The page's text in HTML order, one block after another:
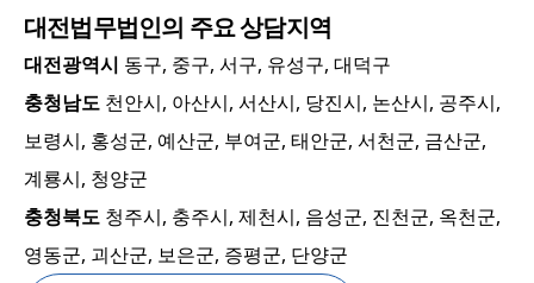
대전법무법인의 주요 상담지역
대전광역시 동구, 중구, 서구, 유성구, 대덕구
충청남도 천안시, 아산시, 서산시, 당진시, 논산시, 공주시,
보령시, 홍성군, 예산군, 부여군, 태안군, 서천군, 금산군,
계룡시, 청양군
충청북도 청주시, 충주시, 제천시, 음성군, 진천군, 옥천군,
영동군, 괴산군, 보은군, 증평군, 단양군